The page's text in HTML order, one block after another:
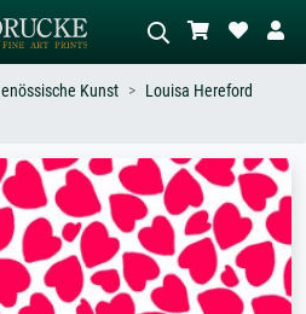
Beschreiben Sie die Szene – z.B. Grüne
Wiese, Abstrakt mit viel Rot, Dunkles
Ölgemälde, Stehender Akt neben einem
Baum.
Kunst
Louisa Hereford